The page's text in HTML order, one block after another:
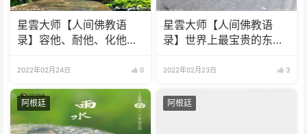
星雲大师【人间佛教语
录】容他、耐他、化他、
定可以获得对方的尊重。
2022年02月24日 0
星雲大师【人间佛教语
录】世界上最宝贵的东西
2022年02月23日 3
阿根廷 阿根廷